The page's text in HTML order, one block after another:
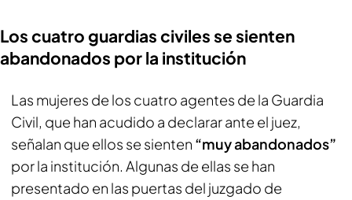
Los cuatro guardias civiles se sienten
abandonados por la institución
Las mujeres de los cuatro agentes de la Guardia
Civil, que han acudido a declarar ante el juez,
señalan que ellos se sienten “muy abandonados”
por la institución. Algunas de ellas se han
presentado en las puertas del juzgado de